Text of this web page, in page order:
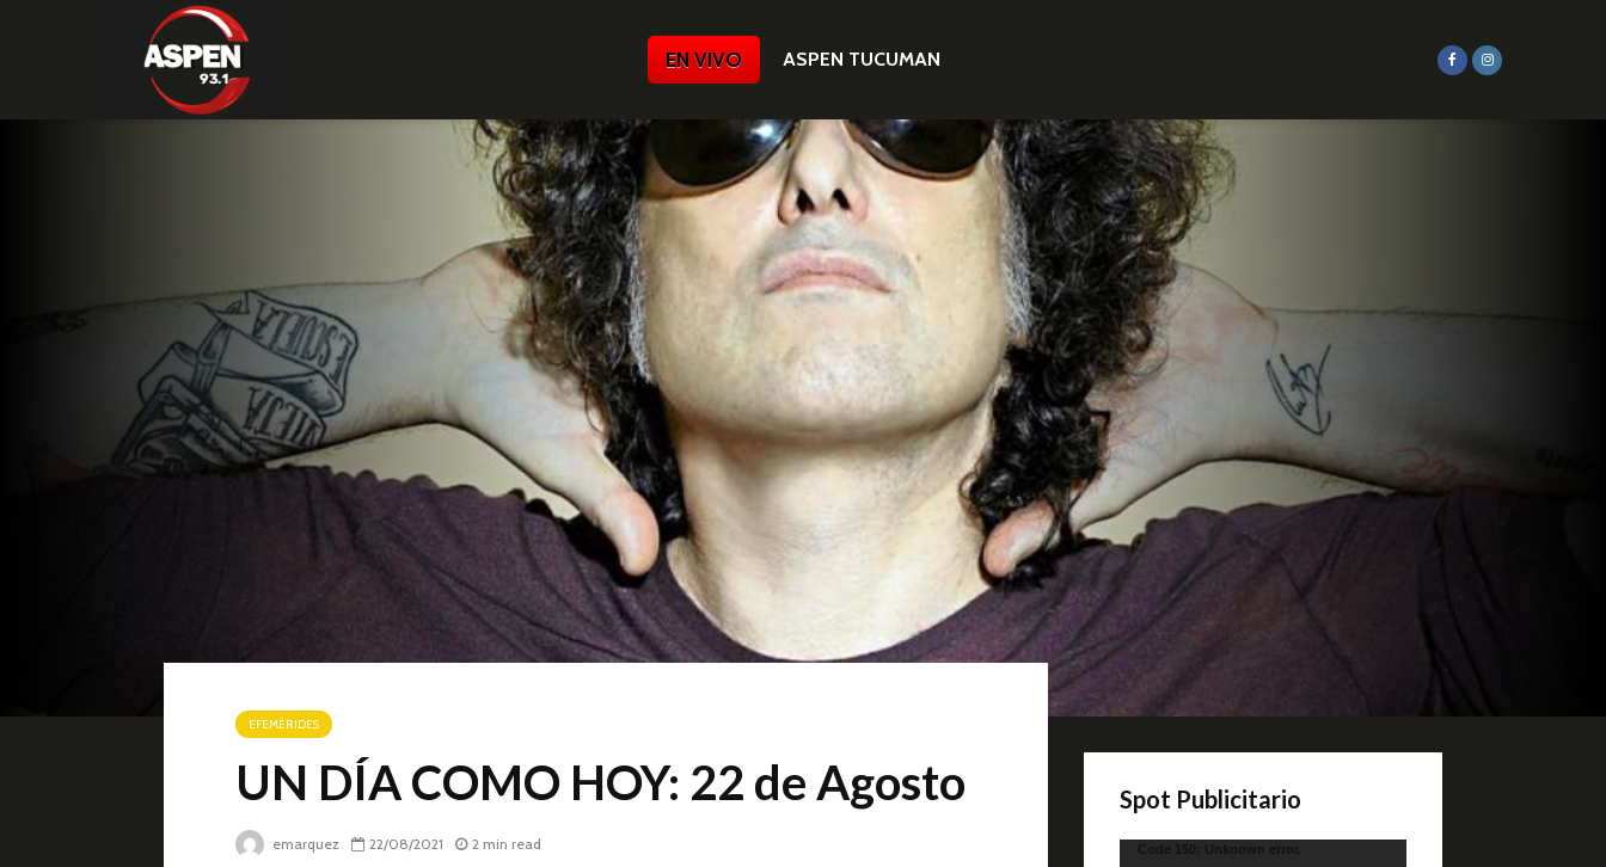
EN VIVO ASPEN TUCUMAN
EFEMÉRIDES
UN DÍA COMO HOY: 22 de Agosto
emarquez 22/08/2021 2 min read
Spot Publicitario
Reproductor
Code 150: Unknown error.